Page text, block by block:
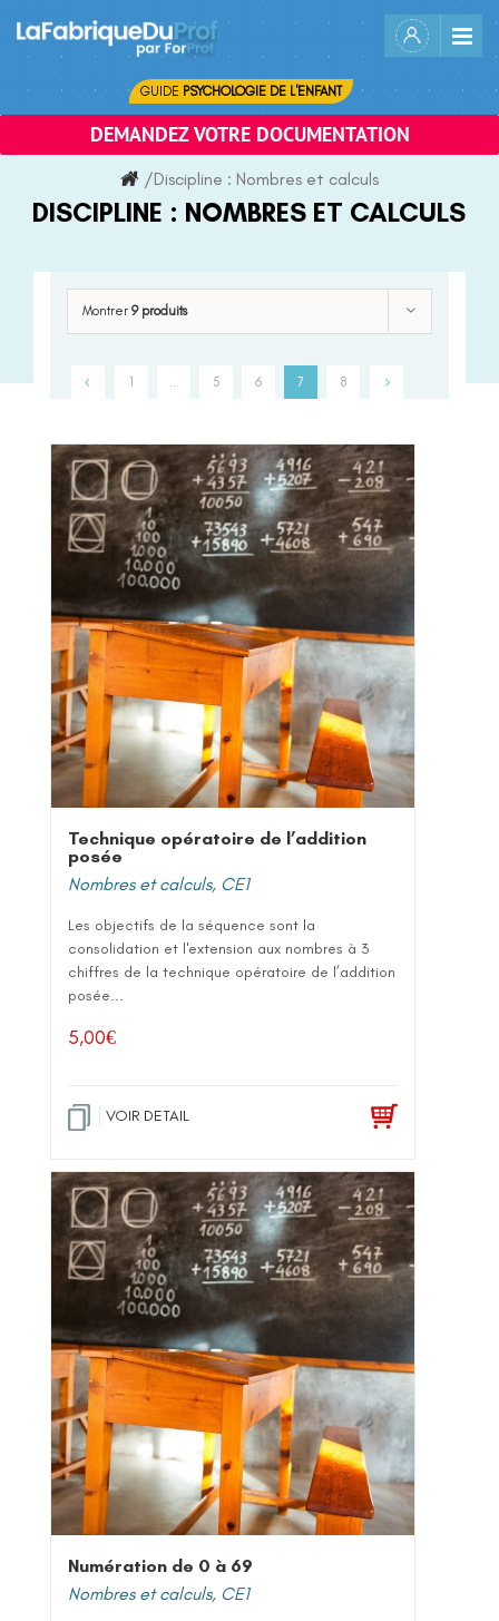
content
GUIDE PSYCHOLOGIE DE L'ENFANT
DEMANDEZ VOTRE DOCUMENTATION
/Discipline : Nombres et calculs
DISCIPLINE : NOMBRES ET CALCULS
Montrer 9 produits
1 5 6 7 8
Technique opératoire de l’addition
posée
Nombres et calculs, CE1
Les objectifs de la séquence sont la
consolidation et l'extension aux nombres à 3
chiffres de la technique opératoire de l’addition
posée...
5,00€
VOIR DETAIL
Numération de 0 à 69
Nombres et calculs, CE1